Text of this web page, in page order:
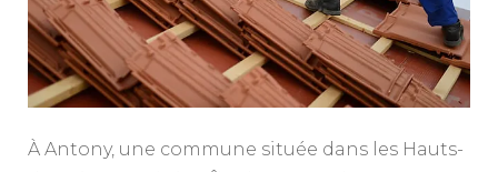
À Antony, une commune située dans les Hauts-